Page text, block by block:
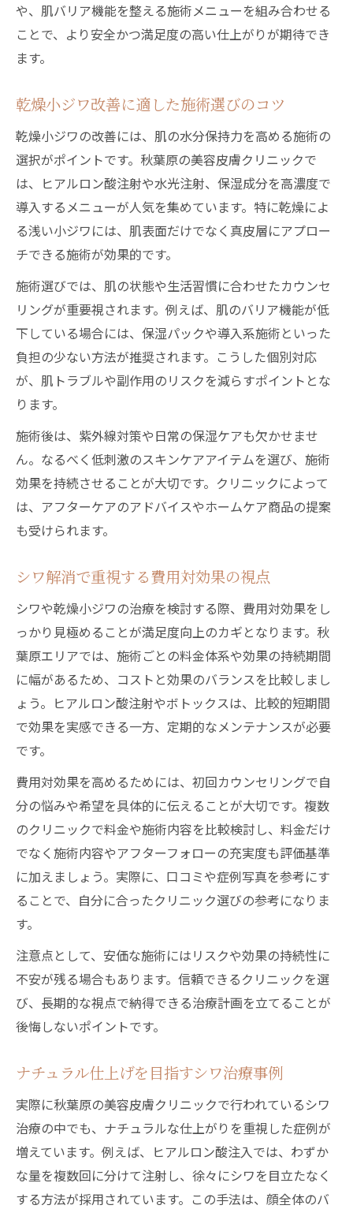
や、肌バリア機能を整える施術メニューを組み合わせる
ことで、より安全かつ満足度の高い仕上がりが期待でき
ます。
乾燥小ジワ改善に適した施術選びのコツ
乾燥小ジワの改善には、肌の水分保持力を高める施術の
選択がポイントです。秋葉原の美容皮膚クリニックで
は、ヒアルロン酸注射や水光注射、保湿成分を高濃度で
導入するメニューが人気を集めています。特に乾燥によ
る浅い小ジワには、肌表面だけでなく真皮層にアプロー
チできる施術が効果的です。
施術選びでは、肌の状態や生活習慣に合わせたカウンセ
リングが重要視されます。例えば、肌のバリア機能が低
下している場合には、保湿パックや導入系施術といった
負担の少ない方法が推奨されます。こうした個別対応
が、肌トラブルや副作用のリスクを減らすポイントとな
ります。
施術後は、紫外線対策や日常の保湿ケアも欠かせませ
ん。なるべく低刺激のスキンケアアイテムを選び、施術
効果を持続させることが大切です。クリニックによって
は、アフターケアのアドバイスやホームケア商品の提案
も受けられます。
シワ解消で重視する費用対効果の視点
シワや乾燥小ジワの治療を検討する際、費用対効果をし
っかり見極めることが満足度向上のカギとなります。秋
葉原エリアでは、施術ごとの料金体系や効果の持続期間
に幅があるため、コストと効果のバランスを比較しまし
ょう。ヒアルロン酸注射やボトックスは、比較的短期間
で効果を実感できる一方、定期的なメンテナンスが必要
です。
費用対効果を高めるためには、初回カウンセリングで自
分の悩みや希望を具体的に伝えることが大切です。複数
のクリニックで料金や施術内容を比較検討し、料金だけ
でなく施術内容やアフターフォローの充実度も評価基準
に加えましょう。実際に、口コミや症例写真を参考にす
ることで、自分に合ったクリニック選びの参考になりま
す。
注意点として、安価な施術にはリスクや効果の持続性に
不安が残る場合もあります。信頼できるクリニックを選
び、長期的な視点で納得できる治療計画を立てることが
後悔しないポイントです。
ナチュラル仕上げを目指すシワ治療事例
実際に秋葉原の美容皮膚クリニックで行われているシワ
治療の中でも、ナチュラルな仕上がりを重視した症例が
増えています。例えば、ヒアルロン酸注入では、わずか
な量を複数回に分けて注射し、徐々にシワを目立たなく
する方法が採用されています。この手法は、顔全体のバ